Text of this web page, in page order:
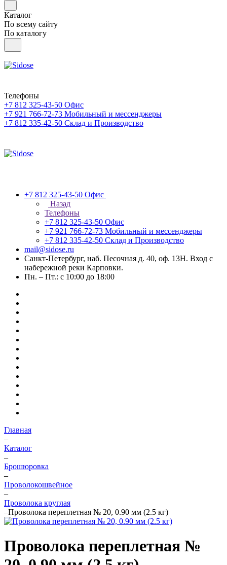
Каталог
По всему сайту
По каталогу
Телефоны
+7 812 325-43-50 Офис
+7 921 766-72-73 Мобильный и мессенджеры
+7 812 335-42-50 Склад и Производство
+7 812 325-43-50 Офис
Назад
Телефоны
+7 812 325-43-50 Офис
+7 921 766-72-73 Мобильный и мессенджеры
+7 812 335-42-50 Склад и Производство
mail@sidose.ru
Санкт-Петербург, наб. Песочная д. 40, оф. 13Н. Вход с
набережной реки Карповки.
Пн. – Пт.: с 10:00 до 18:00
Главная
–
Каталог
–
Брошюровка
–
Проволокошвейное
–
Проволока круглая
–Проволока переплетная № 20, 0.90 мм (2.5 кг)
Проволока переплетная №